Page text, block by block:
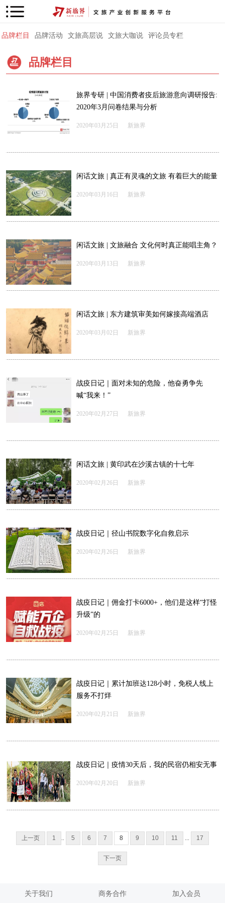
品牌栏目 品牌活动 文旅高层说 文旅大咖说 评论员专栏
品牌栏目
旅界专研 | 中国消费者疫后旅游意向调研报告:
2020年3月问卷结果与分析
2020年03月25日 新旅界
闲话文旅 | 真正有灵魂的文旅 有着巨大的能量
2020年03月16日 新旅界
闲话文旅 | 文旅融合 文化何时真正能唱主角？
2020年03月13日 新旅界
闲话文旅 | 东方建筑审美如何嫁接高端酒店
2020年03月02日 新旅界
战疫日记｜面对未知的危险，他奋勇争先
喊“我来！”
2020年02月27日 新旅界
闲话文旅 | 黄印武在沙溪古镇的十七年
2020年02月26日 新旅界
战疫日记｜径山书院数字化自救启示
2020年02月26日 新旅界
战疫日记｜佣金打卡6000+，他们是这样“打怪
升级”的
2020年02月25日 新旅界
战疫日记｜累计加班达128小时，免税人线上
服务不打烊
2020年02月21日 新旅界
战疫日记｜疫情30天后，我的民宿仍相安无事
2020年02月20日 新旅界
上一页 1 .. 5 6 7 8 9 10 11 ... 17
下一页
关于我们 商务合作 加入会员